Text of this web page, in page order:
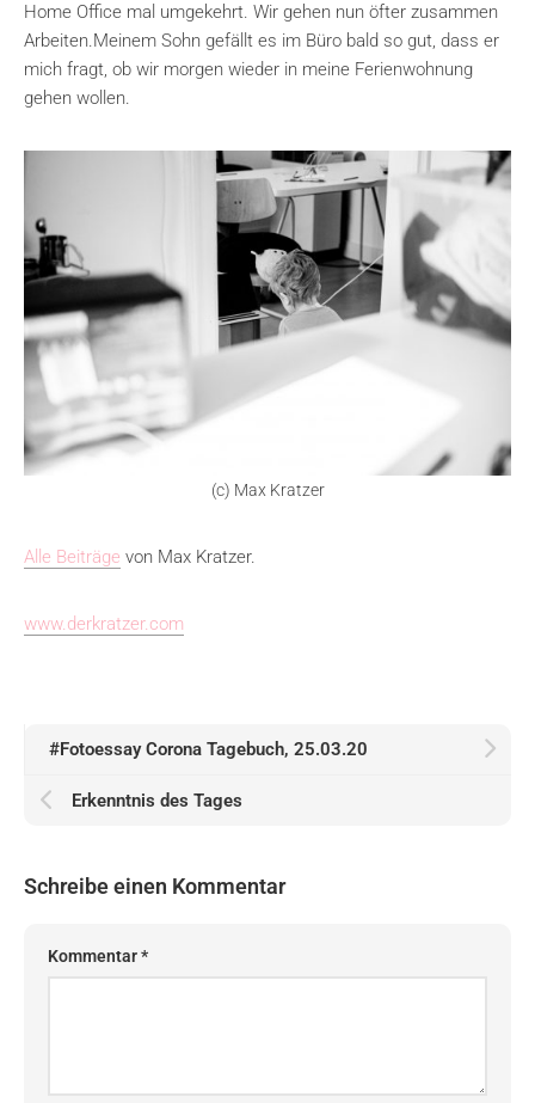
Home Office mal umgekehrt. Wir gehen nun öfter zusammen
Arbeiten.Meinem Sohn gefällt es im Büro bald so gut, dass er
mich fragt, ob wir morgen wieder in meine Ferienwohnung
gehen wollen.
(c) Max Kratzer
Alle Beiträge von Max Kratzer.
www.derkratzer.com
#Fotoessay Corona Tagebuch, 25.03.20
Erkenntnis des Tages
Schreibe einen Kommentar
Kommentar*